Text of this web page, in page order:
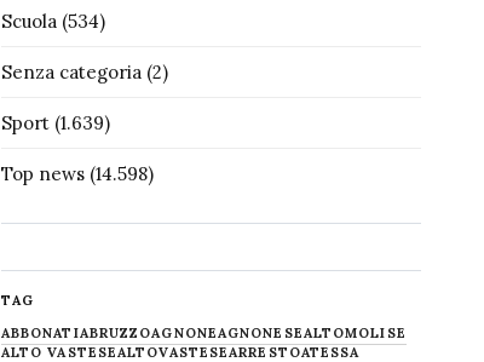
Scuola(534)
Senza categoria(2)
Sport(1.639)
Top news(14.598)
TAG
ABBONATIABRUZZOAGNONEAGNONESEALTOMOLISE
ALTO VASTESEALTOVASTESEARRESTOATESSA